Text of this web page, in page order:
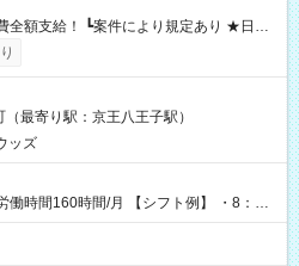
働いたその日に現金GET♪ お仕事後はコ
き落とせます！ 【試用期間】試
最寄り駅：京王八王子駅）
ッズ
間/月 【シフト例】 ・8：00